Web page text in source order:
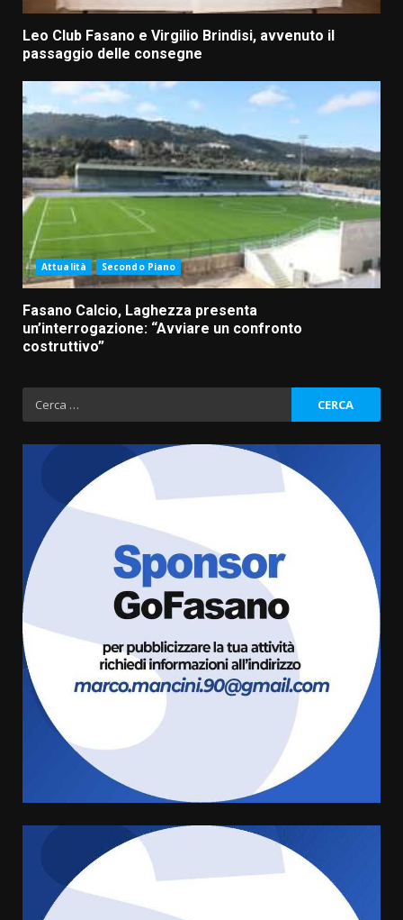
Leo Club Fasano e Virgilio Brindisi, avvenuto il
passaggio delle consegne
Attualità Secondo Piano
Fasano Calcio, Laghezza presenta
un’interrogazione: “Avviare un confronto
costruttivo”
Ricerca
per:
3
Grazia Neglia, coordinatrice
cittadina di Fratelli d’Italia,
comunale
6 Agosto 2026 08:00
Cura dei beni comuni e
cittadinanza attiva: online
l’avviso per la gestione
condivisa della Villetta di
Laureto
6 Agosto 2026 06:20
La magia del Minareto e la prima
assoluta de “L’Albergo
Belvedere. Il rapimento”
Serie D, l’Us Fasano è escluso
dal campionato
5 Agosto 2026 17:30